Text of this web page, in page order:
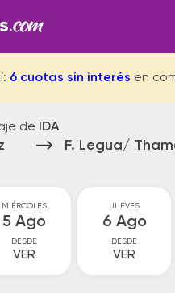
6 cuotas sin interés en
de IDA
F. Legua/
MIÉRCOLES
5 Ago
DESDE
VER
JUEVES
6 Ago
DESDE
VER